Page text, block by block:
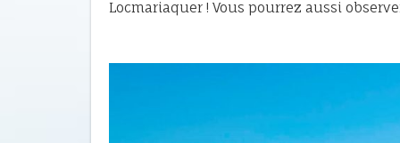
Locmariaquer ! Vous pourrez aussi